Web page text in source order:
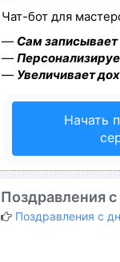
Чат-бот для
— Сам записывает
—
— Увеличивает
Начать
Поздравления
Поздравления с